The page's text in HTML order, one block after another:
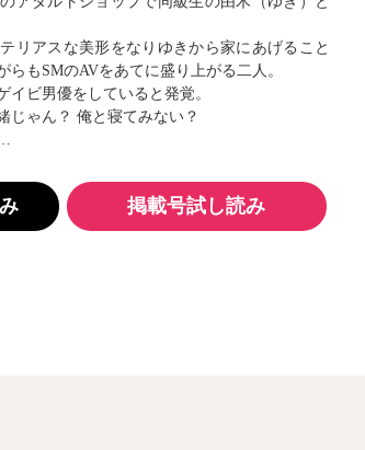
リアスな美形をなりゆきから家にあげること
もSMのAVをあてに盛り上がる二人。
ビ男優をしていると発覚。
じゃん？ 俺と寝てみない？
掲載号試し読み